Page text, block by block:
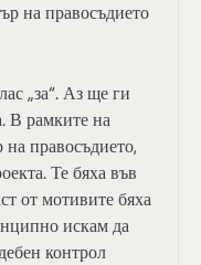
на правосъдието
„за“. Аз ще ги
В рамките на
правосъдието,
Те бяха във
от мотивите бяха
искам да
контрол